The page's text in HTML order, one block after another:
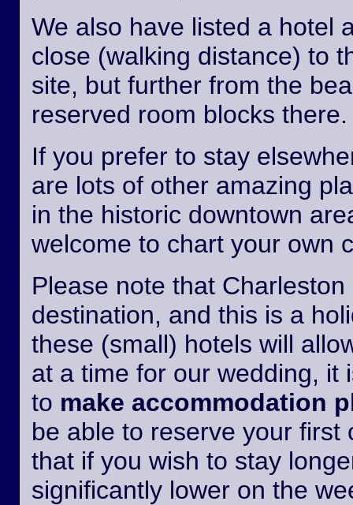
We also have listed a hotel
close (walking distance) to
site, but further from the
reserved room blocks there.
If you prefer to stay
are lots of other amazing
in the historic downtown
welcome to chart your own
Please note that
destination, and this is a
these (small) hotels will
at a time for our wedding, it
to make accommodation
be able to reserve your first
that if you wish to stay
significantly lower on the